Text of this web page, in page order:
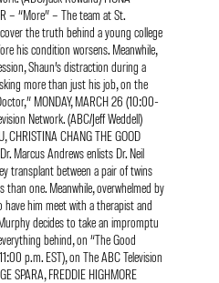
– “More” – The team at St.
the truth behind a young college
his condition worsens. Meanwhile,
Shaun’s distraction during a
more than just his job, on the
MONDAY, MARCH 26 (10:00-
Network. (ABC/Jeff Weddell)
CHRISTINA CHANG THE GOOD
Marcus Andrews enlists Dr. Neil
transplant between a pair of twins
than one. Meanwhile, overwhelmed by
have him meet with a therapist and
decides to take an impromptu
behind, on “The Good
p.m. EST), on The ABC Television
SPARA, FREDDIE HIGHMORE